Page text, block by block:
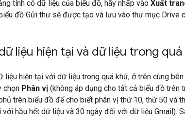
tính có dữ liệu của biểu đồ, hãy nhấp vào Xuất
đồ Gửi thư sẽ được tạo và lưu vào thư mục Drive
liệu hiện tại và dữ liệu trong quá
liệu hiện tại với dữ liệu trong quá khứ, ở trên cùng
chọn Phân vị (không áp dụng cho tất cả biểu đồ trên
trên biểu đồ để cho biết phân vị thứ 10, thứ 50 và
hầu hết dữ liệu và 30 ngày đối với dữ liệu Gmail).